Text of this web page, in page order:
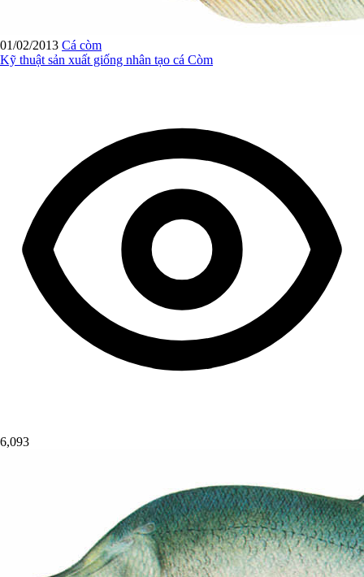
01/02/2013 Cá còm
Kỹ thuật sản xuất giống nhân tạo cá Còm
6,093